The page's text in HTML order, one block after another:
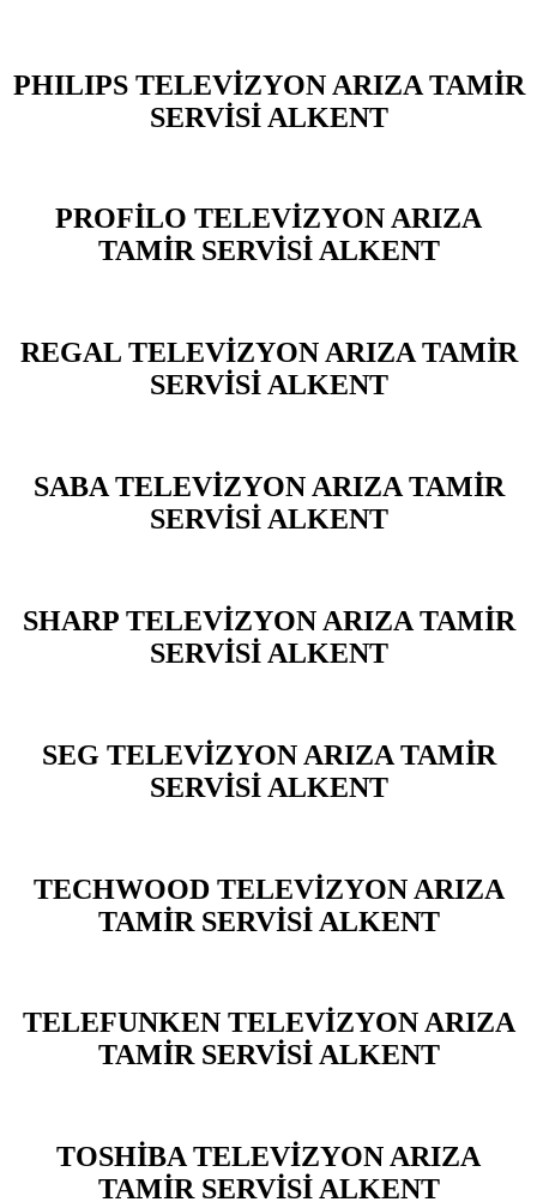
PHILIPS TELEVİZYON ARIZA TAMİR
SERVİSİ ALKENT
PROFİLO TELEVİZYON ARIZA
TAMİR SERVİSİ ALKENT
REGAL TELEVİZYON ARIZA TAMİR
SERVİSİ ALKENT
SABA TELEVİZYON ARIZA TAMİR
SERVİSİ ALKENT
SHARP TELEVİZYON ARIZA TAMİR
SERVİSİ ALKENT
SEG TELEVİZYON ARIZA TAMİR
SERVİSİ ALKENT
TECHWOOD TELEVİZYON ARIZA
TAMİR SERVİSİ ALKENT
TELEFUNKEN TELEVİZYON ARIZA
TAMİR SERVİSİ ALKENT
TOSHİBA TELEVİZYON ARIZA
TAMİR SERVİSİ ALKENT